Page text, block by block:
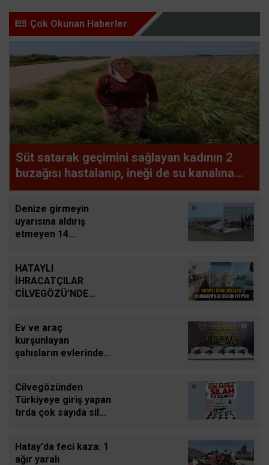
Çok Okunan Haberler
Süt satarak geçimini sağlayan kadının 2
buzağısı hastalanıp, ineği de su kanalına
düşerek telef oldu
Denize girmeyin
uyarısına aldırış
etmeyen 14
kayboldu
HATAYLI
İHRACATÇILAR
CİLVEGÖZÜ’NDE
Ev ve araç
kurşunlayan
şahısların evlerinde
Cilvegözünden
Türkiyeye giriş yapan
tırda çok sayıda silah
Hatay'da feci kaza: 1
ağır yaralı